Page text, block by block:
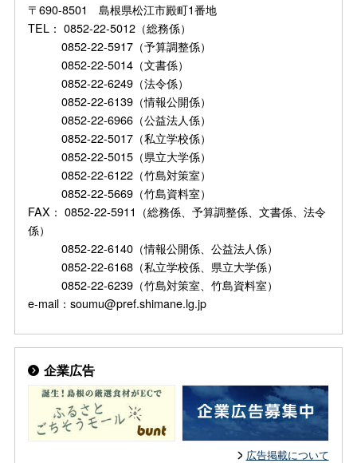
〒690-8501 島根県松江市殿町1番地
TEL： 0852-22-5012（総務係）
0852-22-5917（予算調整係）
0852-22-5014（文書係）
0852-22-6249（法令係）
0852-22-6139（情報公開係）
0852-22-6966（公益法人係）
0852-22-5017（私立学校係）
0852-22-5015（県立大学係）
0852-22-6122（竹島対策室）
0852-22-5669（竹島資料室）
FAX： 0852-22-5911（総務係、予算調整係、文書係、法令
係）
0852-22-6140（情報公開係、公益法人係）
0852-22-6168（私立学校係、県立大学係）
0852-22-6239（竹島対策室、竹島資料室）
e-mail：soumu@pref.shimane.lg.jp
企業広告
広告掲載について